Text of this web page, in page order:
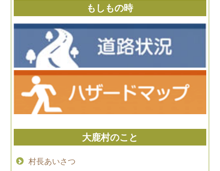
もしもの時
大鹿村のこと
村長あいさつ